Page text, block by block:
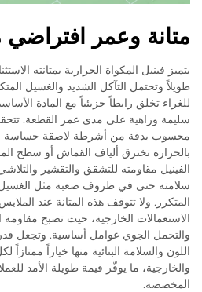
متانة وعمر افتراضي
يتميز فينيل المكواة الحرارية بمتانته
طويلاً وتحتمل التآكل الشديد والغسيل
للغراء تخلق رابطاً جزيئياً مع المادة
سليمة وزاهية على مدى عمر القطعة.
محسوب بدقة من أشرطة لاصقة حساسة
بالحرارة تخترق ألياف القماش أو سطح
الفينيل مقاومته للتشقق والتقشير
سلامته حتى في ظروف صعبة مثل الغسيل
المتكرر. ولا تتوقف هذه المتانة عند
الاستعمالات الخارجية، حيث تصبح مقاومة
والتحمل الجوي عوامل أساسية. وتجعل
اللون والسلامة البنائية منها خياراً ممتازاً
والخارجية، ما يوفّر قيمة طويلة الأمد
المخصصة.